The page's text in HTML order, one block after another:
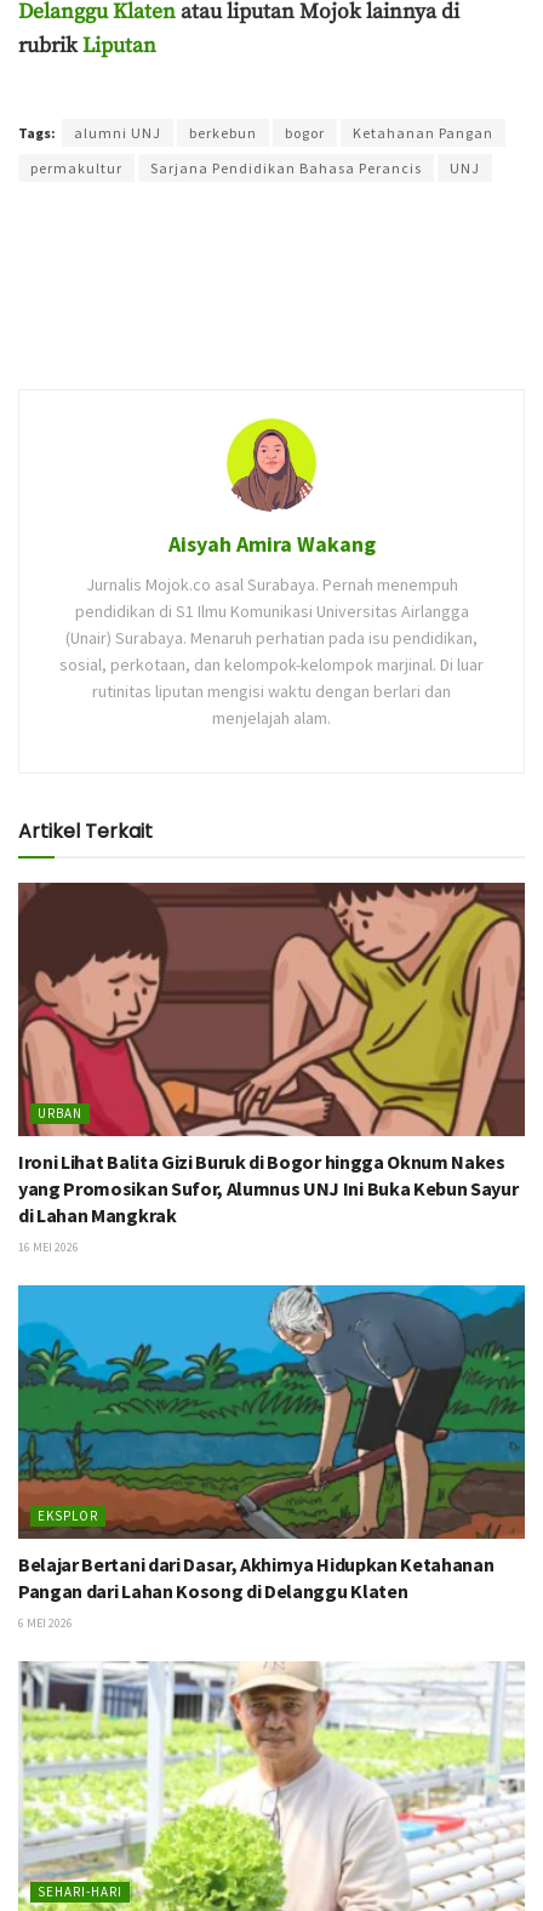
Delanggu Klatenatau liputan Mojok lainnya di
rubrikLiputan
Tags: alumni UNJ berkebun bogor
Ketahanan Pangan
permakultur
Sarjana Pendidikan Bahasa Perancis UNJ
Aisyah Amira Wakang
Jurnalis Mojok.co asal Surabaya. Pernah menempuh
pendidikan di S1 Ilmu Komunikasi Universitas Airlangga
(Unair) Surabaya. Menaruh perhatian pada isu pendidikan,
sosial, perkotaan, dan kelompok-kelompok marjinal. Di luar
rutinitas liputan mengisi waktu dengan berlari dan
menjelajah alam.
Artikel Terkait
URBAN
Ironi Lihat Balita Gizi Buruk di Bogor hingga Oknum Nakes
yang Promosikan Sufor, Alumnus UNJ Ini Buka Kebun Sayur
di Lahan Mangkrak
16 MEI 2026
EKSPLOR
Belajar Bertani dari Dasar, Akhirnya Hidupkan Ketahanan
Pangan dari Lahan Kosong di Delanggu Klaten
6 MEI 2026
SEHARI-HARI